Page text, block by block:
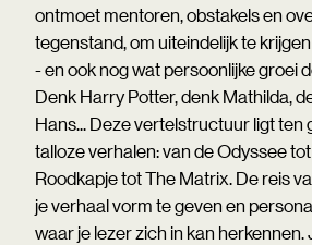
ontmoet mentoren, obstakels en
tegenstand, om uiteindelijk te
- en ook nog wat persoonlijke groei
Denk Harry Potter, denk Mathilda,
Hans... Deze vertelstructuur ligt ten
talloze verhalen: van de Odyssee
Roodkapje tot The Matrix. De reis
je verhaal vorm te geven en
waar je lezer zich in kan herkennen.